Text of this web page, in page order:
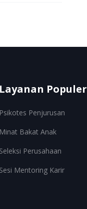
Layanan Populer
Psikotes Penjurusan
Minat Bakat Anak
Seleksi Perusahaan
Sesi Mentoring Karir